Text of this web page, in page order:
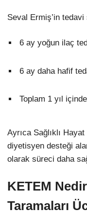
Seval Ermiş’in tedavi
6 ay yoğun ilaç
6 ay daha hafif
Toplam 1 yıl
Ayrıca Sağlıklı
diyetisyen desteği
olarak süreci daha
KETEM
Taramaları